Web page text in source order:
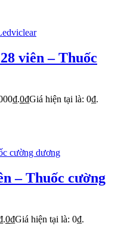
viên – Thuốc
0₫Giá hiện tại là: 0₫.
– Thuốc cường
0₫Giá hiện tại là: 0₫.